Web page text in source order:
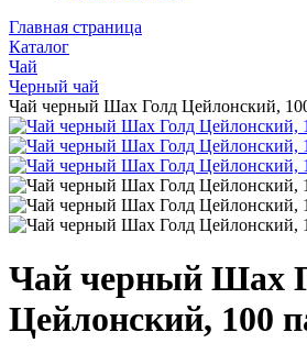
Главная страница
Каталог
Чай
Черный чай
Чай черный Шах Голд Цейлонский,
Чай черный Шах
Цейлонский, 100